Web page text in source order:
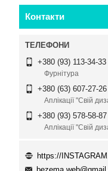
Контакти
+380 (93) 113-34-33
Фурнітура
+380 (63) 607-27-26
Аплікації "Свій
+380 (93) 578-58-87
Аплікації "Свій